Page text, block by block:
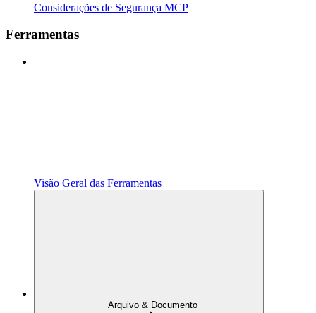
Considerações de Segurança MCP
Ferramentas
Visão Geral das Ferramentas
Arquivo & Documento